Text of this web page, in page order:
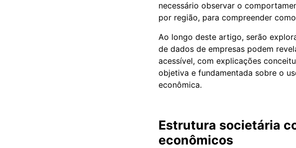
necessário observar o
por região, para compreender
Ao longo deste artigo, serão
de dados de empresas podem
acessível, com explicações
objetiva e fundamentada sobre o
econômica.
Estrutura societária
econômicos